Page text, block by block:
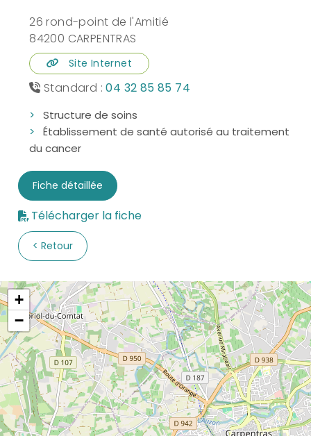
26 rond-point de l'Amitié
84200 CARPENTRAS
Site Internet
Standard :04 32 85 85 74
Structure de soins
Établissement de santé autorisé au traitement
du cancer
Retour
Fiche détaillée
Télécharger la fiche
+
−